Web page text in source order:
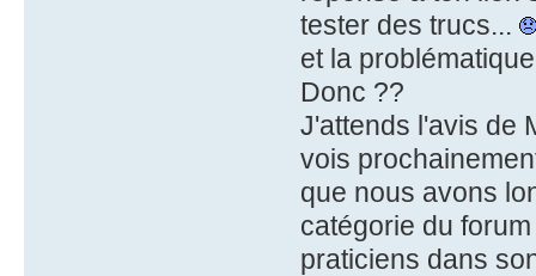
tester des trucs...
et la
Donc ??
J'attends l'avis de
vois
que nous avons
catégorie du
praticiens dans